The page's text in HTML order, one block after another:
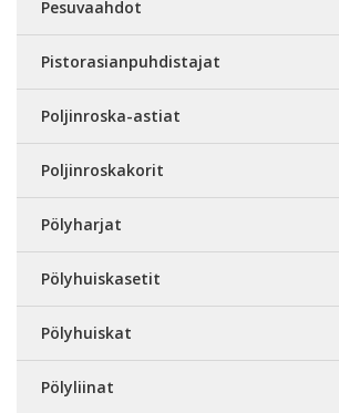
Pesuvaahdot
Pistorasianpuhdistajat
Poljinroska-astiat
Poljinroskakorit
Pölyharjat
Pölyhuiskasetit
Pölyhuiskat
Pölyliinat